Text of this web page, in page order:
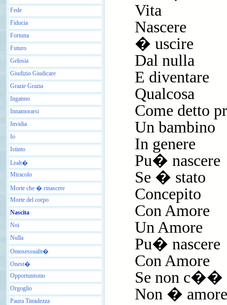
Fede
Fiducia
Fortuna
Futuro
Gelosia
Giudizio Giudicare
Grazie Grazia
Inganno
Innamorarsi
Invidia
Io
Istinto
Lealt�
Miracolo
Morte che � rinascere
Morte del corpo
Nascita
Noi
Nulla
Omosessualit�
Onest�
Opportunismo
Orgoglio
Paura Timidezza
Vita
Nascere
� uscire
Dal nulla
E diventare
Qualcosa
Come detto
Un bambino
In genere
Pu� nascere
Se � stato
Concepito
Con Amore
Un Amore
Pu� nascere
Con Amore
Se non c��
Non � amore